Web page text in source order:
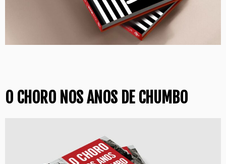
O CHORO NOS ANOS DE CHUMBO